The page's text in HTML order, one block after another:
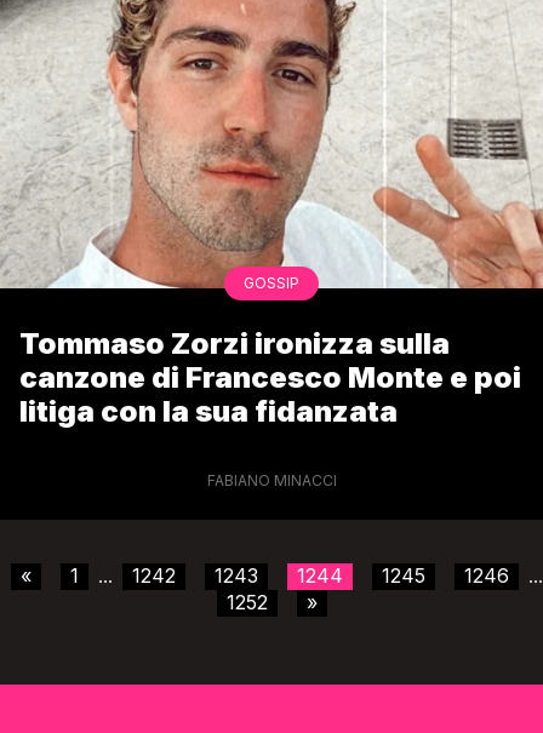
GOSSIP
Tommaso Zorzi ironizza sulla
canzone di Francesco Monte e poi
litiga con la sua fidanzata
FABIANO MINACCI
« 1 ... 1242 1243 1244 1245 1246 ...
1252 »